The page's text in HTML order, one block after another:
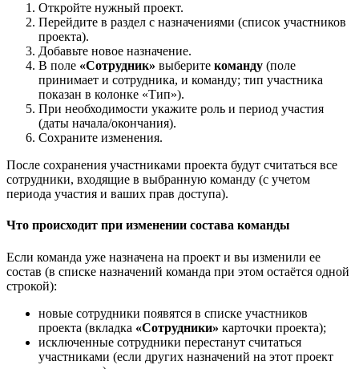
Откройте нужный проект.
Перейдите в раздел с назначениями (список участников
проекта).
Добавьте новое назначение.
В поле «Сотрудник» выберите команду (поле
принимает и сотрудника, и команду; тип участника
показан в колонке «Тип»).
При необходимости укажите роль и период участия
(даты начала/окончания).
Сохраните изменения.
После сохранения участниками проекта будут считаться все
сотрудники, входящие в выбранную команду (с учетом
периода участия и ваших прав доступа).
Что происходит при изменении состава команды
Если команда уже назначена на проект и вы изменили ее
состав (в списке назначений команда при этом остаётся одной
строкой):
новые сотрудники появятся в списке участников
проекта (вкладка «Сотрудники» карточки проекта);
исключенные сотрудники перестанут считаться
участниками (если других назначений на этот проект